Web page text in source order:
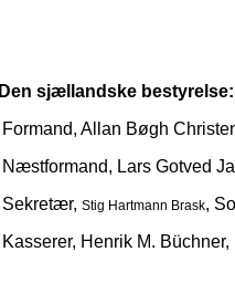
Den sjællandske bestyrelse:
Formand, Allan Bøgh
Næstformand, Lars Gotved
Sekretær, Stig Hartmann Brask,
Kasserer, Henrik M.